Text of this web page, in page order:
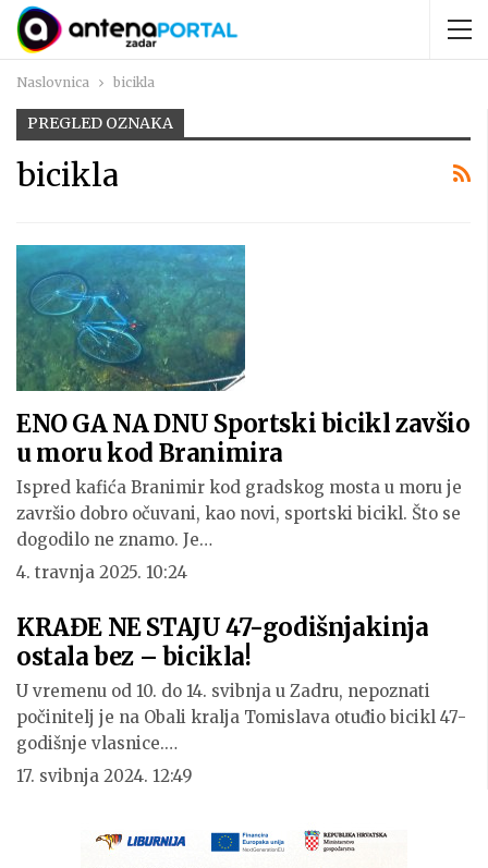
Naslovnica bicikla
PREGLED OZNAKA
bicikla
ENO GA NA DNU Sportski bicikl zavšio
u moru kod Branimira
Ispred kafića Branimir kod gradskog mosta u moru je
završio dobro očuvani, kao novi, sportski bicikl. Što se
dogodilo ne znamo. Je…
4. travnja 2025. 10:24
KRAĐE NE STAJU 47-godišnjakinja
ostala bez – bicikla!
U vremenu od 10. do 14. svibnja u Zadru, nepoznati
počinitelj je na Obali kralja Tomislava otuđio bicikl 47-
godišnje vlasnice.…
17. svibnja 2024. 12:49